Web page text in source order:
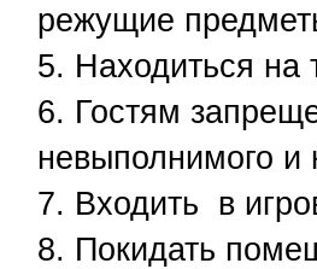
режущие
Находиться на
Гостям
невыполнимого и
Входить в
Покидать